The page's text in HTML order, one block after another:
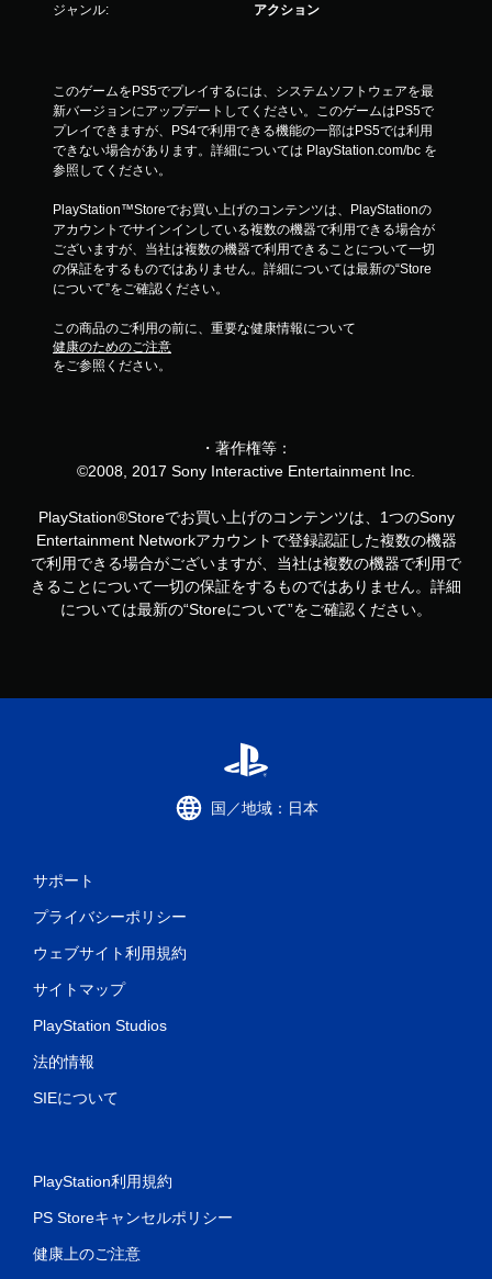
ジャンル: アクション
このゲームをPS5でプレイするには、システムソフトウェアを最
新バージョンにアップデートしてください。このゲームはPS5で
プレイできますが、PS4で利用できる機能の一部はPS5では利用
できない場合があります。詳細については PlayStation.com/bc を
参照してください。
PlayStation™Storeでお買い上げのコンテンツは、PlayStationの
アカウントでサインインしている複数の機器で利用できる場合が
ございますが、当社は複数の機器で利用できることについて一切
の保証をするものではありません。詳細については最新の“Store
について”をご確認ください。
この商品のご利用の前に、重要な健康情報について
健康のためのご注意
をご参照ください。
・著作権等：
©2008, 2017 Sony Interactive Entertainment Inc.
PlayStation®Storeでお買い上げのコンテンツは、1つのSony
Entertainment Networkアカウントで登録認証した複数の機器
で利用できる場合がございますが、当社は複数の機器で利用で
きることについて一切の保証をするものではありません。詳細
については最新の“Storeについて”をご確認ください。
国／地域：日本
サポート
プライバシーポリシー
ウェブサイト利用規約
サイトマップ
PlayStation Studios
法的情報
SIEについて
PlayStation利用規約
PS Storeキャンセルポリシー
健康上のご注意